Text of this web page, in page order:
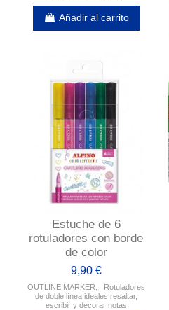
Añadir al carrito
Estuche de 6
rotuladores con borde
de color
9,90 €
OUTLINE MARKER. Rotuladores
de doble línea ideales resaltar,
escribir y decorar notas